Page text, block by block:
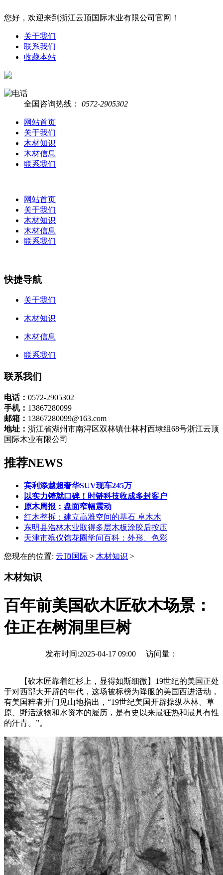
您好，欢迎来到浙江云顶国际木业有限公司官网！
关于我们
联系我们
收藏本站
全国咨询热线： 0572-2905302
网站首页
关于我们
木材知识
木材信息
联系我们
网站首页
关于我们
木材知识
木材信息
联系我们
快捷导航
关于我们
木材知识
木材信息
联系我们
联系我们
电话： 0572-2905302
手机： 13867280099
邮箱： 13867280099@163.com
地址： 浙江省湖州市南浔区双林镇仕林村西埭组68号浙江云顶
国际木业有限公司
推荐NEWS
宾利添越超奢华SUV现车245万
以实力铸就口碑！时链科技收成多封客户
原木周报：盘面窄幅震动
红木整拆：建立高雅空间的基石 卓木木
东明县浩林木业取得多层木板涂胶后按压
天津市殡仪馆花圈学问百科：外形、色彩
您现在的位置: 云顶国际 > 木材知识 >
木材知识
百年前美国砍木匠砍木场景：
住正在树洞里巨树
发布时间:2025-04-17 09:00 访问量：
【砍木匠靠着红杉上，显得如斯细微】19世纪的美国正处
于对西部大开辟的年代，这场被标榜为降服的美国西进活动，
有美国粹者开门见山地指出，“19世纪美国开辟操纵丛林、草
原、野活泼物和水资本的履历，是有史以来最狂热和最具有性
的汗青。”。